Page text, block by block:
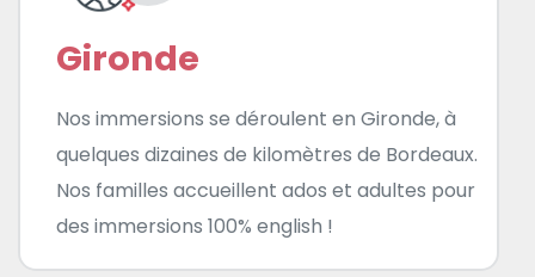
Gironde
Nos immersions se déroulent en Gironde, à
quelques dizaines de kilomètres de Bordeaux.
Nos familles accueillent ados et adultes pour
des immersions 100% english !